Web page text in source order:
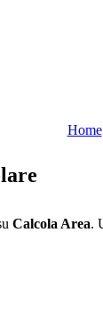
Home
Calcola Area.